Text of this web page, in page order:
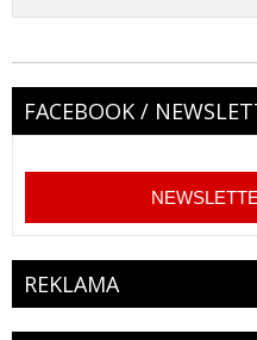
FACEBOOK /
REKLAMA